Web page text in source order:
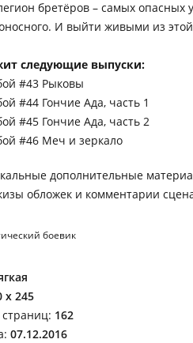
бретёров – самых опасных
И выйти живыми из
следующие выпуски:
#43 Рыковы
#44 Гончие Ада, часть 1
#45 Гончие Ада, часть 2
#46 Меч и зеркало
дополнительные
обложек и комментарии
боевик
х 245
162
07.12.2016